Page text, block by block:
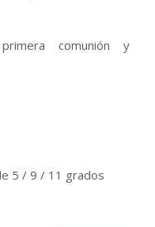
comunión y
5 / 9 / 11 grados